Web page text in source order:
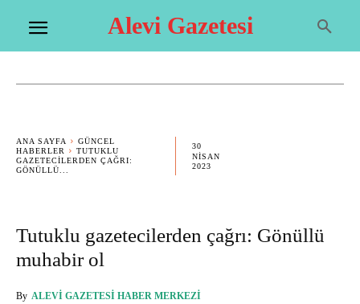
Alevi Gazetesi
ANA SAYFA
GÜNCEL
HABERLER
TUTUKLU
GAZETECILERDEN ÇAĞRI:
GÖNÜLLÜ...
30
NISAN
2023
Tutuklu gazetecilerden çağrı: Gönüllü
muhabir ol
By ALEVI GAZETESI HABER MERKEZI